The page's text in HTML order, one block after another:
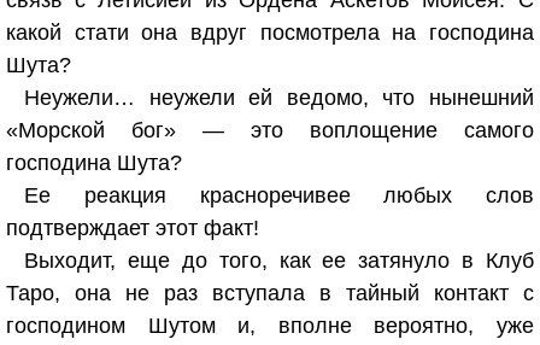
какой стати она вдруг посмотрела на господина
Шута?
Неужели… неужели ей ведомо, что нынешний
«Морской бог» — это воплощение самого
господина Шута?
Ее реакция красноречивее любых слов
подтверждает этот факт!
Выходит, еще до того, как ее затянуло в Клуб
Таро, она не раз вступала в тайный контакт с
господином Шутом и, вполне вероятно, уже